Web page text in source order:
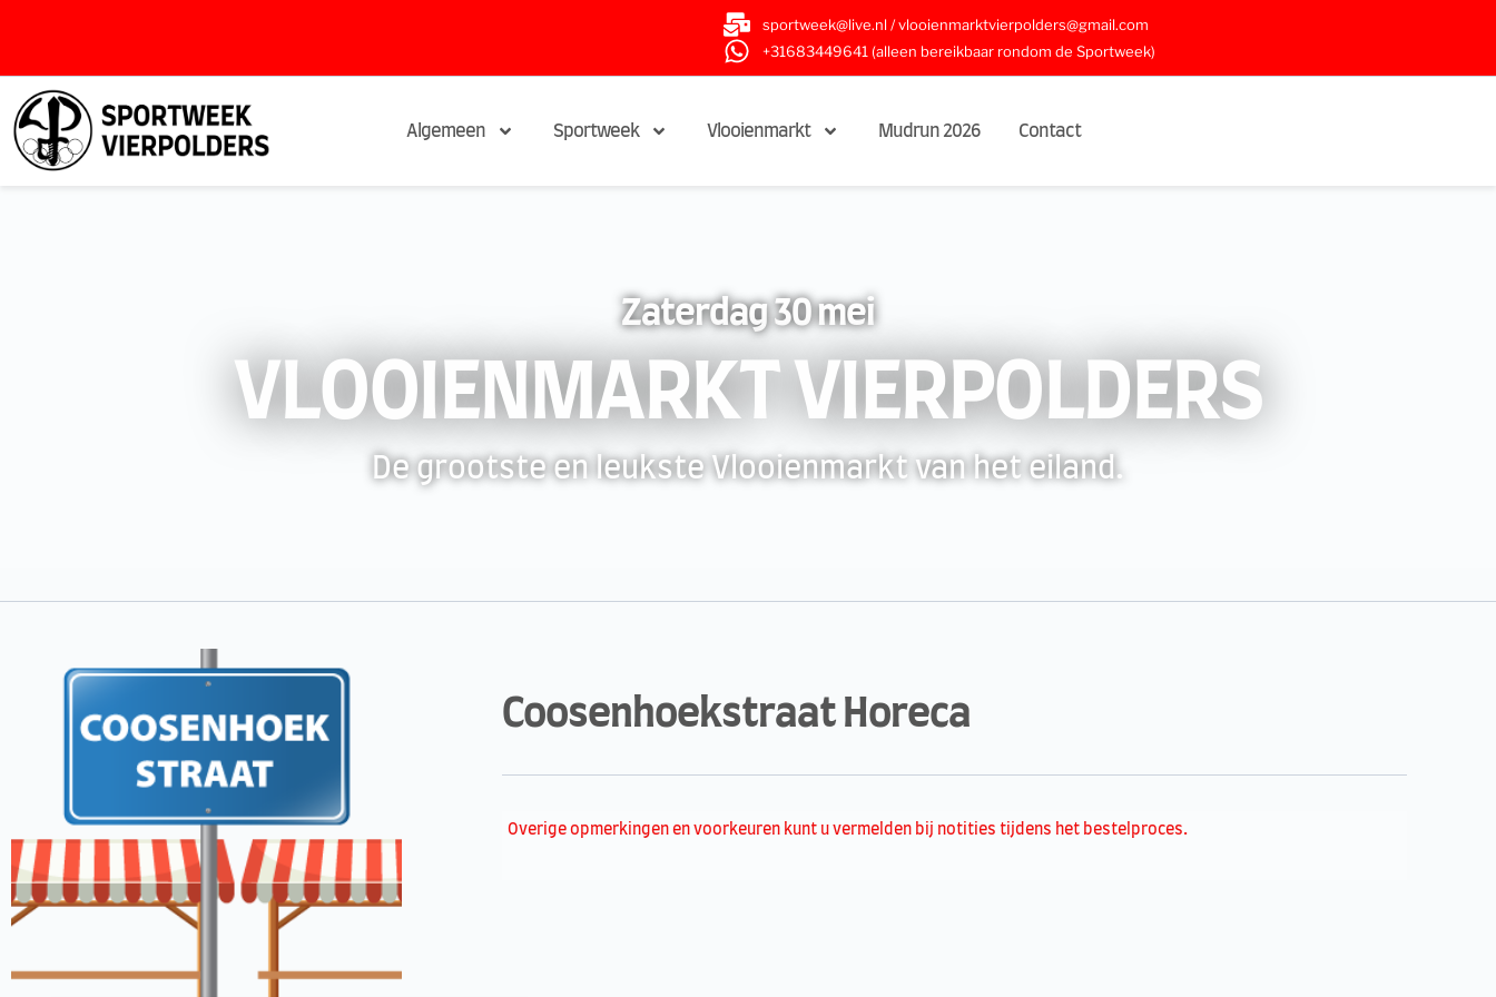
sportweek@live.nl / vlooienmarktvierpolders@gmail.com
+31683449641 (alleen bereikbaar rondom de Sportweek)
Algemeen Sportweek Vlooienmarkt Mudrun 2026 Contact
Zaterdag 30 mei
VLOOIENMARKT VIERPOLDERS
De grootste en leukste Vlooienmarkt van het eiland.
Coosenhoekstraat Horeca
Overige opmerkingen en voorkeuren kunt u vermelden bij notities tijdens het bestelproces.